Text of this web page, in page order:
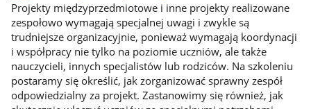
Projekty międzyprzedmiotowe i inne projekty realizowane
zespołowo wymagają specjalnej uwagi i zwykle są
trudniejsze organizacyjnie, ponieważ wymagają koordynacji
i współpracy nie tylko na poziomie uczniów, ale także
nauczycieli, innych specjalistów lub rodziców. Na szkoleniu
postaramy się określić, jak zorganizować sprawny zespół
odpowiedzialny za projekt. Zastanowimy się również, jak